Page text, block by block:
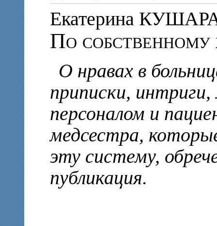
Екатерина
По
О нравах в
приписки, интриги,
персоналом и
медсестра,
эту систему,
публикация.